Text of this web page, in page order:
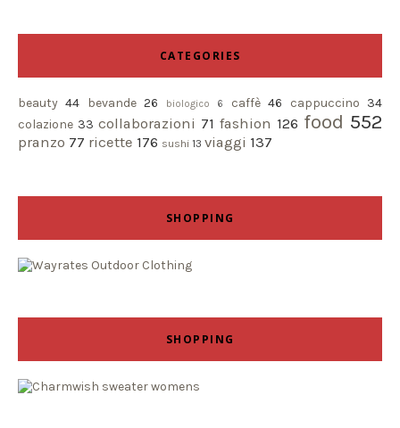
CATEGORIES
beauty 44 bevande 26 biologico 6 caffè 46 cappuccino 34
colazione 33 collaborazioni 71 fashion 126 food 552
pranzo 77 ricette 176 sushi 13 viaggi 137
SHOPPING
SHOPPING